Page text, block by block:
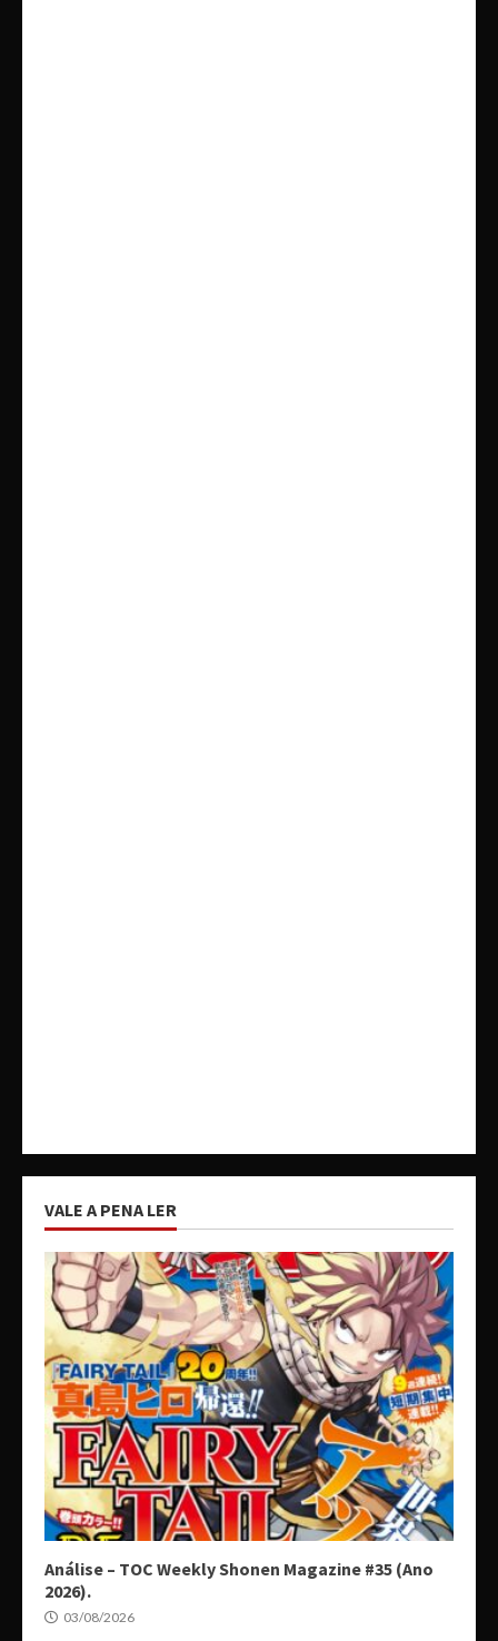
VALE A PENA LER
Análise – TOC Weekly Shonen Magazine #35 (Ano
2026).
03/08/2026